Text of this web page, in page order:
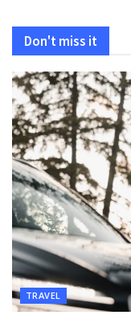
Don't miss it
TRAVEL